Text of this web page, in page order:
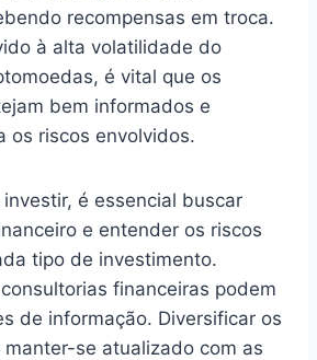
recompensas em troca.
à alta volatilidade do
é vital que os
bem informados e
os riscos envolvidos.
é essencial buscar
e entender os riscos
tipo de investimento.
financeiras podem
de informação. Diversificar os
se atualizado com as